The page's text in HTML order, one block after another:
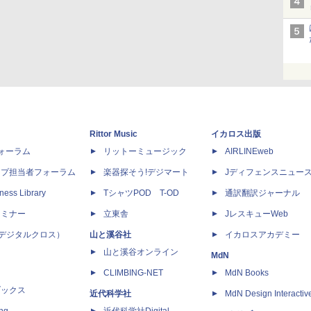
ーラム
担当者フォーラム
Library
ナー
ジタルクロス）
クス
Rittor Music
リットーミュージック
楽器探そう!デジマート
TシャツPOD T-OD
立東舎
山と溪谷社
山と溪谷オンライン
CLIMBING-NET
近代科学社
イカロス出版
AIRLINEweb
Jディフェンスニュー
通訳翻訳ジャーナル
JレスキューWeb
イカロスアカデミー
MdN
MdN Books
MdN Design